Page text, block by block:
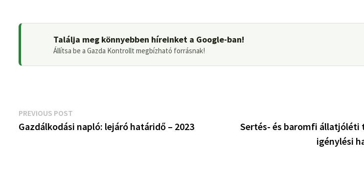
Találja meg könnyebben híreinket a Google-ban!
Állítsa be a Gazda Kontrollt megbízható forrásnak!
Bejegyzés
navigáció
PREVIOUS POST
post:
Gazdálkodási napló: lejáró határidő – 2023
Sertés- és baromfi állatjóléti
igénylési